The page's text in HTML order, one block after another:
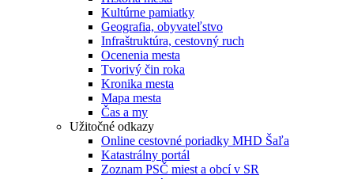
Kultúrne pamiatky
Geografia, obyvateľstvo
Infraštruktúra, cestovný ruch
Ocenenia mesta
Tvorivý čin roka
Kronika mesta
Mapa mesta
Čas a my
Užitočné odkazy
Online cestovné poriadky MHD Šaľa
Katastrálny portál
Zoznam PSČ miest a obcí v SR